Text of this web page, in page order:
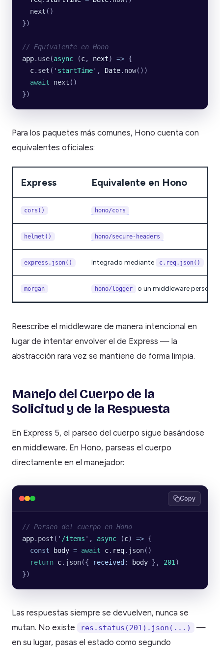
  next
()
})
// Equivalente en Hono
app. use(async (c, next) => {
  c
. set ( ' startTime' , Date. now())
  await
next ()
})
Para los paquetes más comunes, Hono cuenta con
equivalentes oficiales:
Express Equivalente en Hono
cors() hono/cors
helmet() hono/secure-headers
express.json() Integrado mediante c.req.json()
morgan hono/logger o un middleware
Reescribe el middleware de manera intencional en
lugar de intentar envolver el de Express — la
abstracción rara vez se mantiene de forma limpia.
Manejo del Cuerpo de la
Solicitud y de la Respuesta
En Express 5, el parseo del cuerpo sigue basándose
en middleware. En Hono, parseas el cuerpo
directamente en el manejador:
Copy
// Parseo del cuerpo en Hono
app. post ( ' /items ' , async (c) => {
  const
body = await c. req. json()
  return
c. json({ received : body }, 201 )
})
Las respuestas siempre se devuelven, nunca se
mutan. No existe
res.status(201).json(...)
—
en su lugar, pasas el estado como segundo